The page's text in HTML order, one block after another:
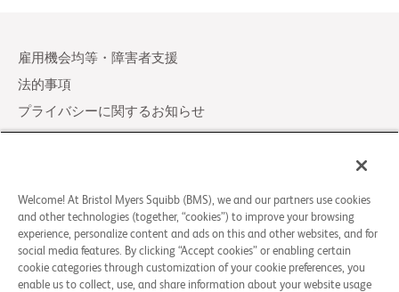
雇用機会均等・障害者支援
法的事項
プライバシーに関するお知らせ
お問い合わせ／よくある質問
© 2026 Bristol-Myers Squibb Company
Welcome! At Bristol Myers Squibb (BMS), we and our partners use cookies
and other technologies (together, “cookies”) to improve your browsing
experience, personalize content and ads on this and other websites, and for
social media features. By clicking “Accept cookies” or enabling certain
cookie categories through customization of your cookie preferences, you
enable us to collect, use, and share information about your website usage